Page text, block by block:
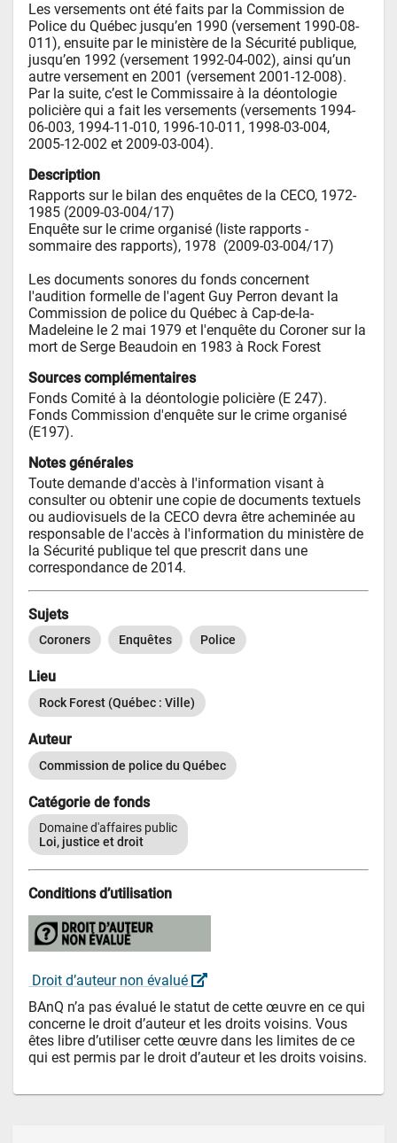
Les versements ont été faits par la Commission de
Police du Québec jusqu’en 1990 (versement 1990-08-
011), ensuite par le ministère de la Sécurité publique,
jusqu’en 1992 (versement 1992-04-002), ainsi qu’un
autre versement en 2001 (versement 2001-12-008).
Par la suite, c’est le Commissaire à la déontologie
policière qui a fait les versements (versements 1994-
06-003, 1994-11-010, 1996-10-011, 1998-03-004,
2005-12-002 et 2009-03-004).
Description
Rapports sur le bilan des enquêtes de la CECO, 1972-
1985 (2009-03-004/17)
Enquête sur le crime organisé (liste rapports -
sommaire des rapports), 1978  (2009-03-004/17)
Les documents sonores du fonds concernent
l'audition formelle de l'agent Guy Perron devant la
Commission de police du Québec à Cap-de-la-
Madeleine le 2 mai 1979 et l'enquête du Coroner sur la
mort de Serge Beaudoin en 1983 à Rock Forest
Sources complémentaires
Fonds Comité à la déontologie policière (E 247).
Fonds Commission d'enquête sur le crime organisé
(E197).
Notes générales
Toute demande d'accès à l'information visant à
consulter ou obtenir une copie de documents textuels
ou audiovisuels de la CECO devra être acheminée au
responsable de l'accès à l'information du ministère de
la Sécurité publique tel que prescrit dans une
correspondance de 2014.
Sujets
Coroners Enquêtes Police
Lieu
Rock Forest (Québec : Ville)
Auteur
Commission de police du Québec
Catégorie de fonds
Domaine d'affaires public
Loi, justice et droit
Conditions d’utilisation
Droit d’auteur non évalué
BAnQ n’a pas évalué le statut de cette œuvre en ce qui
concerne le droit d’auteur et les droits voisins. Vous
êtes libre d’utiliser cette œuvre dans les limites de ce
qui est permis par le droit d’auteur et les droits voisins.